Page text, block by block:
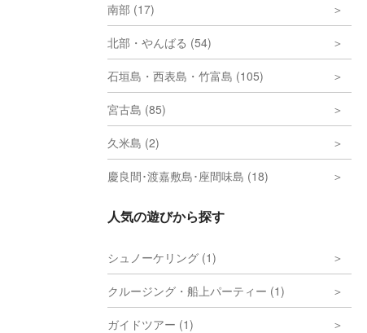
南部 (17)
北部・やんばる (54)
石垣島・西表島・竹富島 (105)
宮古島 (85)
久米島 (2)
慶良間･渡嘉敷島･座間味島 (18)
人気の遊びから探す
シュノーケリング (1)
クルージング・船上パーティー (1)
ガイドツアー (1)